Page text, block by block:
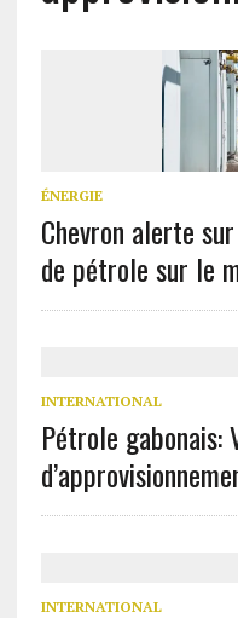
ÉNERGIE
Chevron alerte
de pétrole sur le
INTERNATIONAL
Pétrole gabonais:
INTERNATIONAL